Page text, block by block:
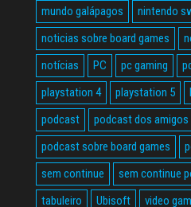
mundo galápagos
nintendo
noticias sobre board games
notícias
PC pc gaming
playstation 4
playstation 5
podcast
podcast dos amigos
podcast sobre board games
sem continue
sem continue
tabuleiro
Ubisoft video